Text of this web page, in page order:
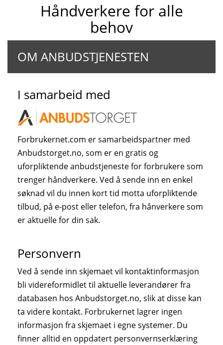
Håndverkere for alle
behov
OM ANBUDSTJENESTEN
I samarbeid med
Forbrukernet.com er samarbeidspartner med
Anbudstorget.no, som er en gratis og
uforpliktende anbudstjeneste for forbrukere som
trenger håndverkere. Ved å sende inn en enkel
søknad vil du innen kort tid motta uforpliktende
tilbud, på e-post eller telefon, fra hånverkere som
er aktuelle for din sak.
Personvern
Ved å sende inn skjemaet vil kontaktinformasjon
bli videreformidlet til aktuelle leverandører fra
databasen hos Anbudstorget.no, slik at disse kan
ta videre kontakt. Forbrukernet lagrer ingen
informasjon fra skjemaet i egne systemer. Du
finner alltid en oppdatert personvernserklæring